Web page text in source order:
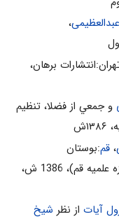
آن است كه قرآن را با
هنگام برخورد بر
عليه السلام فرمود: ترتيل، يعنى
و پناه بردن‌
،
برهان،
و جمعي از فضلا، تنظیم
، قم:بوستان
كتاب(انتشارات دفتر تبليغات اسلامي حوزه علميه قم)، 1386 ش‌،
آیاتاز نظر شیخ